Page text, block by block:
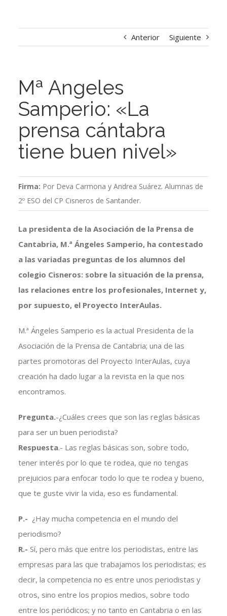
Anterior Siguiente
Mª Angeles
Samperio: «La
prensa cántabra
tiene buen nivel»
Firma: Por Deva Carmona y Andrea Suárez. Alumnas de
2º ESO del CP Cisneros de Santander.
La presidenta de la Asociación de la Prensa de
Cantabria, M.ª Ángeles Samperio, ha contestado
a las variadas preguntas de los alumnos del
colegio Cisneros: sobre la situación de la prensa,
las relaciones entre los profesionales, Internet y,
por supuesto, el Proyecto InterAulas.
M.ª Ángeles Samperio es la actual Presidenta de la
Asociación de la Prensa de Cantabria; una de las
partes promotoras del Proyecto InterAulas, cuya
creación ha dado lugar a la revista en la que nos
encontramos.
Pregunta.-¿Cuáles crees que son las reglas básicas
para ser un buen periodista?
Respuesta.- Las reglas básicas son, sobre todo,
tener interés por lo que te rodea, que no tengas
prejuicios para enfocar todo lo que te rodea y bueno,
que te guste vivir la vida, eso es fundamental.
P.- ¿Hay mucha competencia en el mundo del
periodismo?
R.- Sí, pero más que entre los periodistas, entre las
empresas para las que trabajamos los periodistas; es
decir, la competencia no es entre unos periodistas y
otros, sino entre los propios medios, sobre todo
entre los periódicos; y no tanto en Cantabria o en las